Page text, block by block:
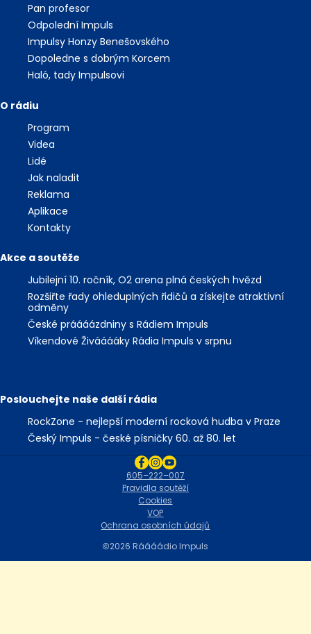
Pan profesor
Odpolední Impuls
Impulsy Honzy Benešovského
Dopoledne s dobrým Korcem
Haló, tady Impulsovi
O rádiu
Program
Videa
Lidé
Jak naladit
Reklama
Aplikace
Kontakty
Akce a soutěže
Jubilejní 10. ročník, O2 arena plná českých hvězd
Rozšiřte řady ohleduplných řidičů a získejte atraktivní
odměny
České práááázdniny s Rádiem Impuls
Víkendové Živááááky Rádia Impuls v srpnu
Poslouchejte naše další rádia
RockZone - nejlepší moderní rocková hudba v Praze
Český Impuls - české písničky 60. až 80. let
2026 Ráááádio Impuls
Ochrana osobních údajů
VOP
Cookies
Pravidla soutěží
605–222–007